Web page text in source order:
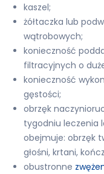
kaszel;
żółtaczka lub
wątrobowych;
konieczność
filtracyjnych o
konieczność
gęstości;
obrzęk
tygodniu leczenia
obejmuje: obrzęk
głośni, krtani,
obustronne